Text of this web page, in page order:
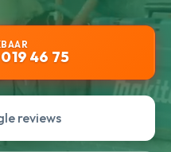
46 75
reviews